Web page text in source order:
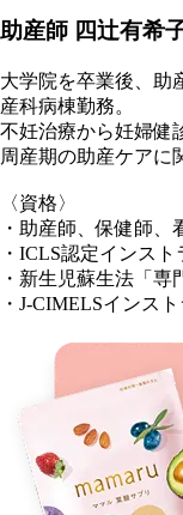
助産師 四辻有希
大学院を卒業後、助
産科病棟勤務。
不妊治療から妊婦健
周産期の助産ケアに
〈資格〉
・助産師、保健師、
・ICLS認定インスト
・新生児蘇生法「専
・J-CIMELSインス